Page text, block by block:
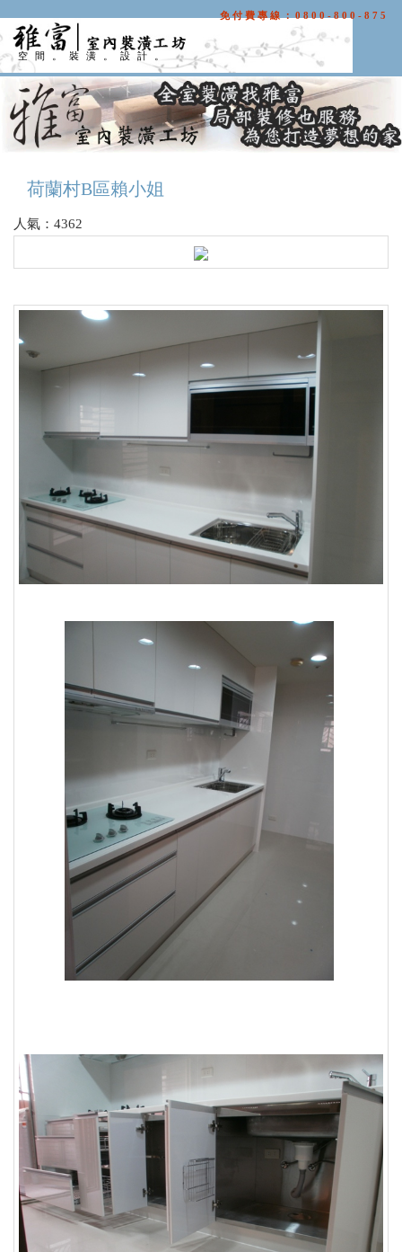
空間。裝潢。設計。
免付費專線：0800-800-875
荷蘭村B區賴小姐
人氣：4362